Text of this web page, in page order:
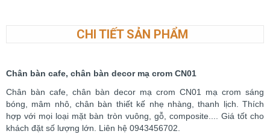
CHI TIẾT SẢN PHẨM
Chân bàn cafe, chân bàn decor mạ crom CN01
Chân bàn cafe, chân bàn decor mạ crom CN01 mạ crom sáng
bóng, mâm nhô, chân bàn thiết kế nhẹ nhàng, thanh lịch. Thích
hợp với mọi loại mặt bàn tròn vuông, gỗ, composite.... Giá tốt cho
khách đặt số lượng lớn. Liên hệ 0943456702.